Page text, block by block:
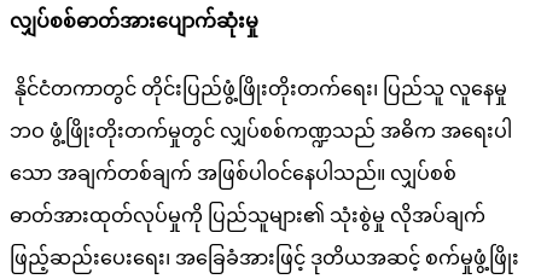
လျှပ်စစ်ဓာတ်အားပျောက်ဆုံးမှု
နိုင်ငံတကာတွင် တိုင်းပြည်ဖွံ့ဖြိုးတိုးတက်ရေး၊ ပြည်သူ လူနေမှု
ဘဝ ဖွံ့ဖြိုးတိုးတက်မှုတွင် လျှပ်စစ်ကဏ္ဍသည် အဓိက အရေးပါ
သော အချက်တစ်ချက် အဖြစ်ပါဝင်နေပါသည်။ လျှပ်စစ်
ဓာတ်အားထုတ်လုပ်မှုကို ပြည်သူများ၏ သုံးစွဲမှု လိုအပ်ချက်
ဖြည့်ဆည်းပေးရေး၊ အခြေခံအားဖြင့် ဒုတိယအဆင့် စက်မှုဖွံ့ဖြိုး